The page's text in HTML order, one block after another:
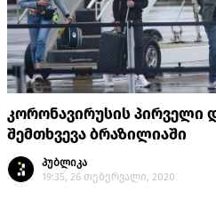
კორონავირუსის პირველი
შემთხვევა ბრაზილიაში
პუბლიკა
19:35, 26 თებერვალი, 2020